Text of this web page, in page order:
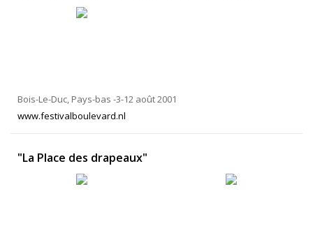
Bois-Le-Duc, Pays-bas -3-12 août 2001
www.festivalboulevard.nl
"La Place des drapeaux"